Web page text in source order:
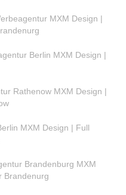
MXM Design |
Berlin MXM Design |
Rathenow MXM Design |
MXM Design | Full
Brandenburg MXM
Brandenurg